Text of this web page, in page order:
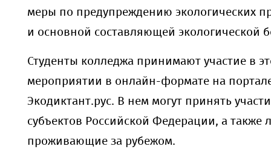
меры по предупреждению экологических
и основной составляющей экологической
Студенты колледжа принимают участие в
мероприятии в онлайн-формате на
Экодиктант.рус. В нем могут принять
субъектов Российской Федерации, а также
проживающие за рубежом.